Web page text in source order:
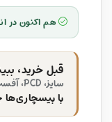
هم اکنون در
قبل خرید،
سایز، PCD، آفست و فیتمنت رو با هم چک می‌کنیم که بعداً داستان نشه.
با